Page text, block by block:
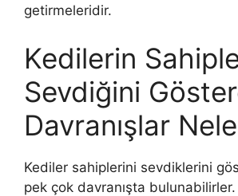
getirmeleridir.
Kedilerin
Sevdiğini
Davranışlar
Kediler sahiplerini sevdiklerini
pek çok davranışta